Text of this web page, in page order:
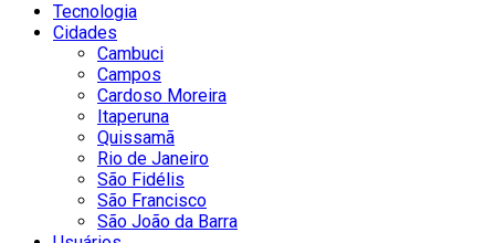
Tecnologia
Cidades
Cambuci
Campos
Cardoso Moreira
Itaperuna
Quissamã
Rio de Janeiro
São Fidélis
São Francisco
São João da Barra